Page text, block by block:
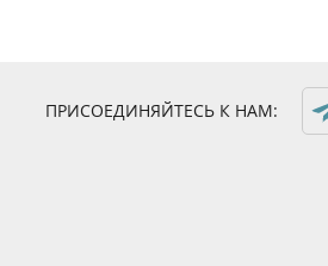
ПРИСОЕДИНЯЙТЕСЬ К НАМ: